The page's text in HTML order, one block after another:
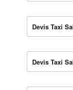
Devis Taxi
Devis Taxi